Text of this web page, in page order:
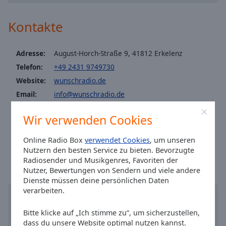
Wir verwenden Cookies
Online Radio Boxverwendet Cookies, um unseren
Nutzern den besten Service zu bieten. Bevorzugte
Radiosender und Musikgenres, Favoriten der
Nutzer, Bewertungen von Sendern und viele andere
Dienste müssen deine persönlichen Daten
verarbeiten.
Bitte klicke auf „Ich stimme zu“, um sicherzustellen,
dass du unsere Website optimal nutzen kannst.
Background
Color
Opacity
Font
Size
Kontakte
Adresse:
August-Horch-Straße 9, 41812 Erkelenz
Telefon:
+49 2431 9749730
Website:
wunschradio.de
Email:
info@wunschradio.de
Twitter:
@wunschradio
Ortszeit in Erkelenz: 13:02,08.08.2026